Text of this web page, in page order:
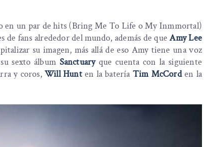
en un par de hits (Bring Me To Life o My Inmmortal)
de fans alrededor del mundo, además de queAmy Lee
su imagen, más allá de eso Amy tiene una voz
sexto álbum Sanctuaryque cuenta con la siguiente
y coros,Will Hunten la batería Tim McCorden la